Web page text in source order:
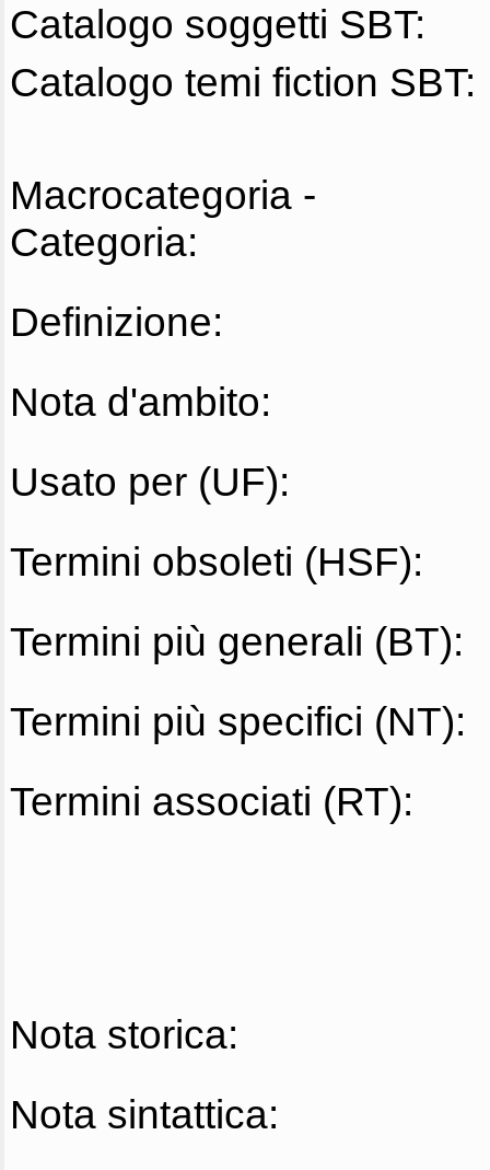
Catalogo soggetti SBT:
Catalogo temi fiction SBT:
Macrocategoria -
Categoria:
Definizione:
Nota d'ambito:
Usato per (UF):
Termini obsoleti (HSF):
Termini più generali (BT):
Termini più specifici (NT):
Termini associati (RT):
Nota storica:
Nota sintattica: